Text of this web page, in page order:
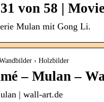
von 58 |
Mulan mit Gong Li.
› Holzbilder
– Mulan –
| wall-art.de